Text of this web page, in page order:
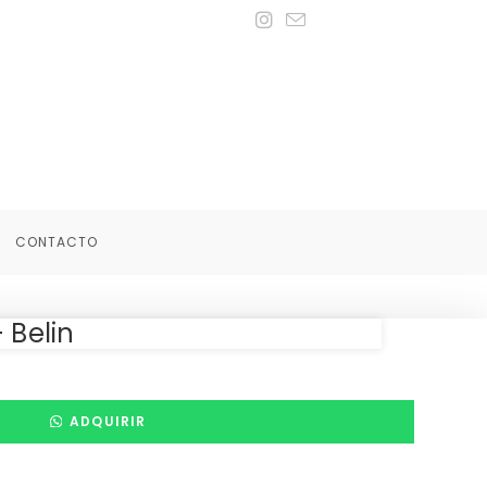
CONTACTO
ADQUIRIR